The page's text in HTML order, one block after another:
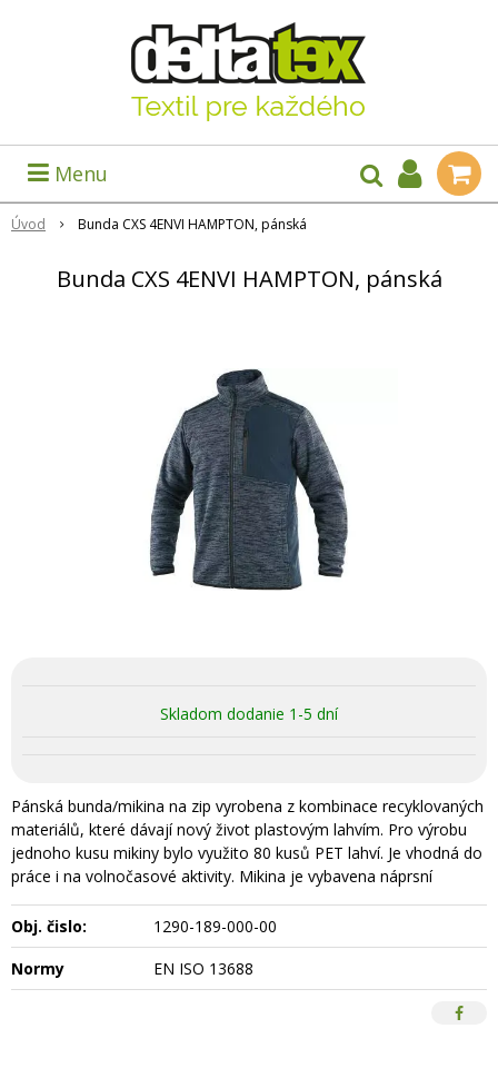
Menu
Úvod Bunda CXS 4ENVI HAMPTON, pánská
Bunda CXS 4ENVI HAMPTON, pánská
Skladom dodanie 1-5 dní
Pánská bunda/mikina na zip vyrobena z kombinace recyklovaných
materiálů, které dávají nový život plastovým lahvím. Pro výrobu
jednoho kusu mikiny bylo využito 80 kusů PET lahví. Je vhodná do
práce i na volnočasové aktivity. Mikina je vybavena náprsní
Obj. čislo:
1290-189-000-00
Normy
EN ISO 13688